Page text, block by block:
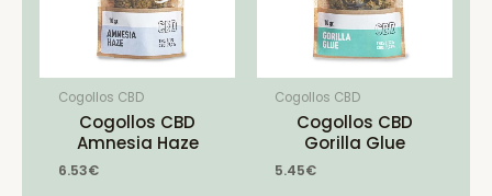
Cogollos CBD
Cogollos CBD
Amnesia Haze
6.53€
Cogollos CBD
Cogollos CBD
Gorilla Glue
5.45€